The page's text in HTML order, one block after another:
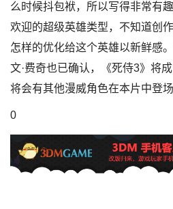
么时候抖包袱，所以写得非常有
欢迎的超级英雄类型，不知道创
怎样的优化给这个英雄以新鲜感
文·费奇也已确认，《死侍3》将
将会有其他漫威角色在本片中登场
0